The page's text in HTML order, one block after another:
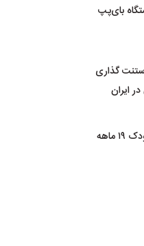
بای‌پپ
گذاری
ایران